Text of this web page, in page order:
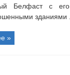
Белфаст с
зданиями
»